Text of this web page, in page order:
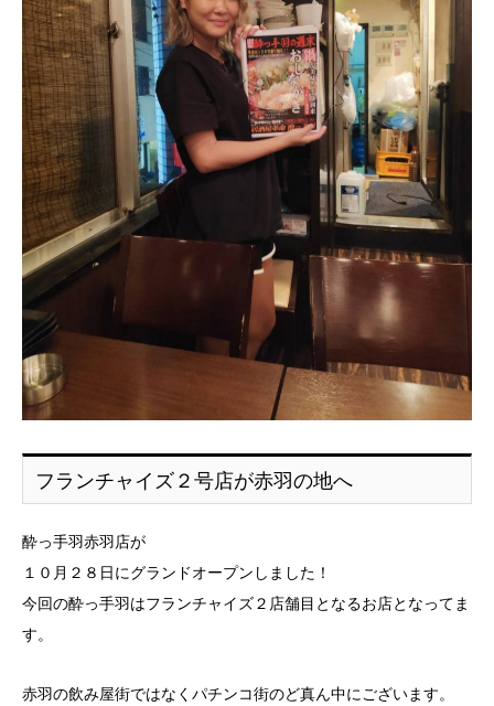
フランチャイズ２号店が赤羽の地へ
酔っ手羽赤羽店が
１０月２８日にグランドオープンしました！
今回の酔っ手羽はフランチャイズ２店舗目となるお店となってま
す。
赤羽の飲み屋街ではなくパチンコ街のど真ん中にございます。